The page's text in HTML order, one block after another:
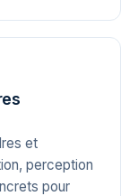
et
perception
pour